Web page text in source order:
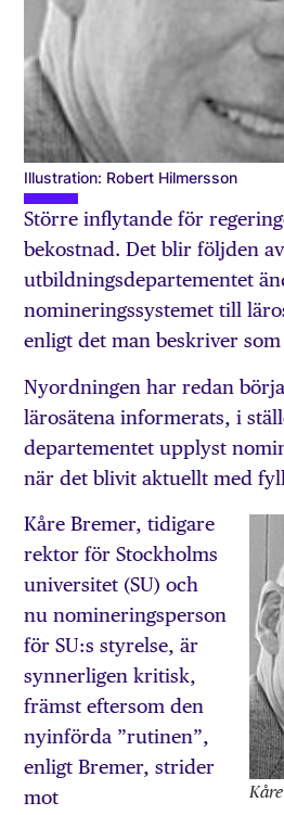
Illustration: Robert Hilmersson
Större inflytande för
bekostnad. Det blir följden
utbildningsdepartementet
nomineringssystemet till
enligt det man beskriver
Nyordningen har redan
lärosätena informerats, i
departementet upplyst
när det blivit aktuellt med
Kåre Bremer, tidigare
rektor för Stockholms
universitet (SU) och
nu nomineringsperson
för SU:s styrelse, är
synnerligen kritisk,
främst eftersom den
nyinförda ”rutinen”,
enligt Bremer, strider
mot